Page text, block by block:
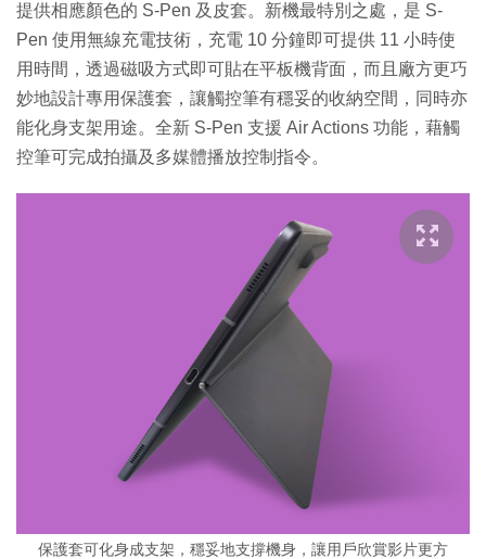
提供相應顏色的 S-Pen 及皮套。新機最特別之處，是 S-
Pen 使用無線充電技術，充電 10 分鐘即可提供 11 小時使
用時間，透過磁吸方式即可貼在平板機背面，而且廠方更巧
妙地設計專用保護套，讓觸控筆有穩妥的收納空間，同時亦
能化身支架用途。全新 S-Pen 支援 Air Actions 功能，藉觸
控筆可完成拍攝及多媒體播放控制指令。
保護套可化身成支架，穩妥地支撐機身，讓用戶欣賞影片更方